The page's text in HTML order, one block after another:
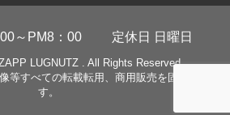
～PM8：00 定休日 日曜日
LUGNUTZ . All Rights Reserved.
等すべての転載転用、商用販売を固く禁じま
す。